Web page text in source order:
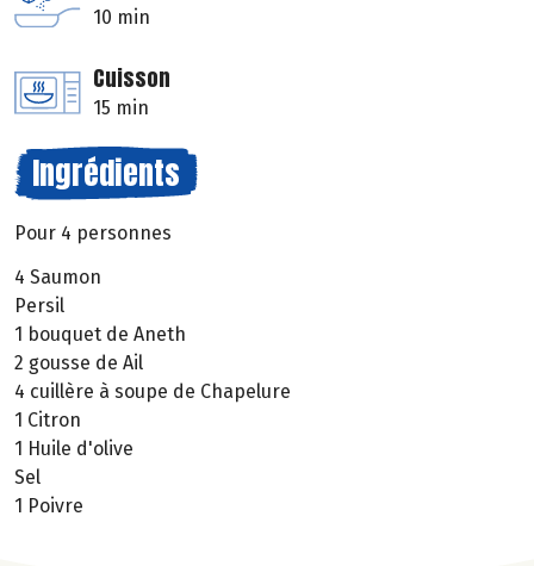
10 min
Cuisson
15 min
Ingrédients
Pour 4 personnes
4 Saumon
Persil
1 bouquet de Aneth
2 gousse de Ail
4 cuillère à soupe de Chapelure
1 Citron
1 Huile d'olive
Sel
1 Poivre